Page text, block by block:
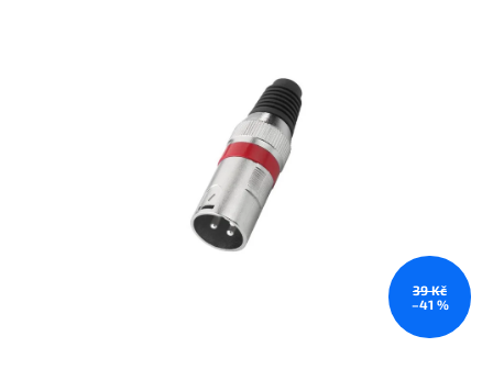
39 Kč
–41 %